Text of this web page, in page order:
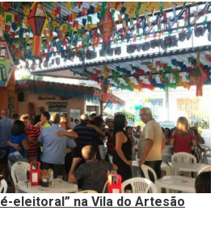
eleitoral” na Vila do Artesão